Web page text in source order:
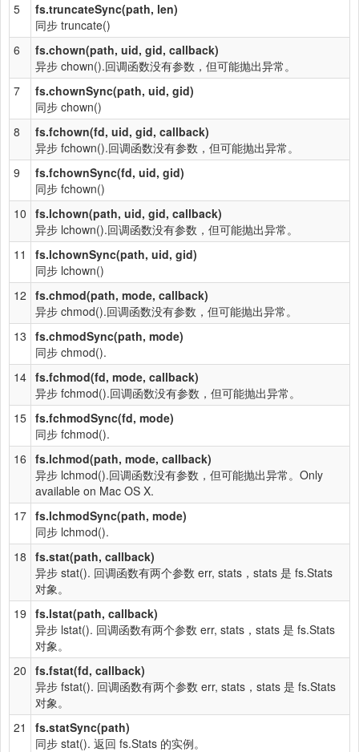
5
fs.truncateSync(path, len)
同步 truncate()
6
fs.chown(path, uid, gid, callback)
异步 chown().回调函数没有参数，但可能抛出异常。
7
fs.chownSync(path, uid, gid)
同步 chown()
8
fs.fchown(fd, uid, gid, callback)
异步 fchown().回调函数没有参数，但可能抛出异常。
9
fs.fchownSync(fd, uid, gid)
同步 fchown()
10 fs.lchown(path, uid, gid, callback)
异步 lchown().回调函数没有参数，但可能抛出异常。
11
fs.lchownSync(path, uid, gid)
同步 lchown()
12 fs.chmod(path, mode, callback)
异步 chmod().回调函数没有参数，但可能抛出异常。
13 fs.chmodSync(path, mode)
同步 chmod().
14 fs.fchmod(fd, mode, callback)
异步 fchmod().回调函数没有参数，但可能抛出异常。
15 fs.fchmodSync(fd, mode)
同步 fchmod().
16 fs.lchmod(path, mode, callback)
异步 lchmod().回调函数没有参数，但可能抛出异常。Only
available on Mac OS X.
17 fs.lchmodSync(path, mode)
同步 lchmod().
18 fs.stat(path, callback)
异步 stat(). 回调函数有两个参数 err, stats，stats 是 fs.Stats
对象。
19 fs.lstat(path, callback)
异步 lstat(). 回调函数有两个参数 err, stats，stats 是 fs.Stats
对象。
20 fs.fstat(fd, callback)
异步 fstat(). 回调函数有两个参数 err, stats，stats 是 fs.Stats
对象。
21
fs.statSync(path)
同步 stat(). 返回 fs.Stats 的实例。